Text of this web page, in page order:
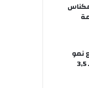
نمو
الاقتصاد المغربي بـ 3,5